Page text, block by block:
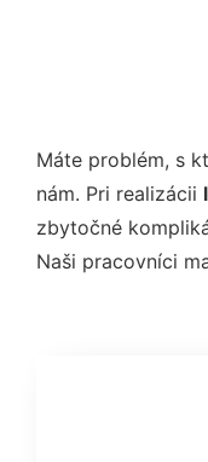
Máte problém, s
nám. Pri realizácii
zbytočné
Naši pracovníci